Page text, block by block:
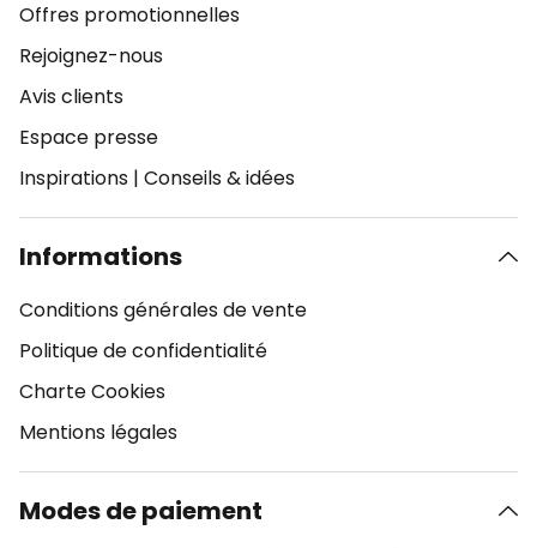
Offres promotionnelles
Rejoignez-nous
Avis clients
Espace presse
Inspirations | Conseils & idées
Informations
Conditions générales de vente
Politique de confidentialité
Charte Cookies
Mentions légales
Modes de paiement